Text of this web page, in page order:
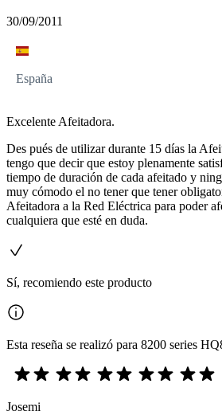
30/09/2011
España
Excelente Afeitadora.
Des pués de utilizar durante 15 días la
tengo que decir que estoy plenamente
tiempo de duración de cada afeitado y
muy cómodo el no tener que tener
Afeitadora a la Red Eléctrica para poder
cualquiera que esté en duda.
Sí, recomiendo este producto
Esta reseña se realizó para 8200 series
Josemi